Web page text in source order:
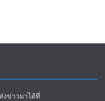
งข่าวมาได้ที่